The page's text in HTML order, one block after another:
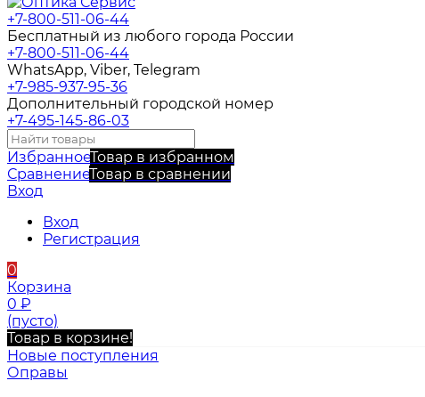
+7-800-511-06-44
Бесплатный из любого города России
+7-800-511-06-44
WhatsApp, Viber, Telegram
+7-985-937-95-36
Дополнительный городской номер
+7-495-145-86-03
ИзбранноеТовар в избранном
СравнениеТовар в сравнении
Вход
Вход
Регистрация
0
Корзина
0 ₽
(пусто)
Товар в корзине!
Новые поступления
Оправы